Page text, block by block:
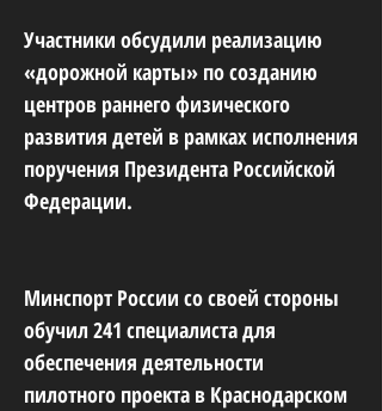
Участники обсудили реализацию
«дорожной карты» по созданию
центров раннего физического
развития детей в рамках исполнения
поручения Президента Российской
Федерации.
Минспорт России со своей стороны
обучил 241 специалиста для
обеспечения деятельности
пилотного проекта в Краснодарском